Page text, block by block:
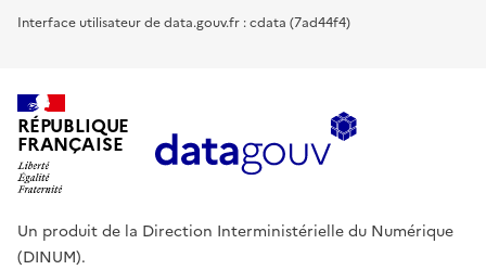
Interface utilisateur de data.gouv.fr : cdata (7ad44f4)
RÉPUBLIQUE
FRANÇAISE
Un produit de la Direction Interministérielle du Numérique
(DINUM).